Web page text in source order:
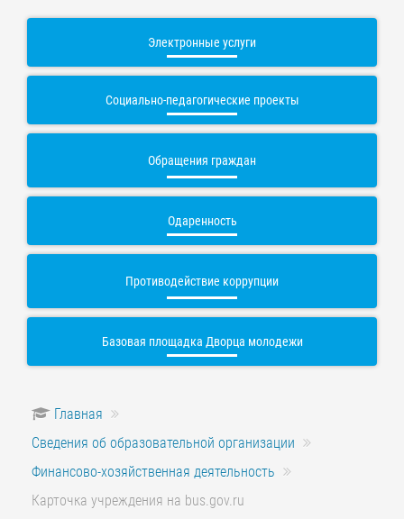
Электронные услуги
Социально-педагогические проекты
Обращения граждан
Одаренность
Противодействие коррупции
Базовая площадка Дворца молодежи
Главная
Сведения об образовательной организации
Финансово-хозяйственная деятельность
Карточка учреждения на bus.gov.ru